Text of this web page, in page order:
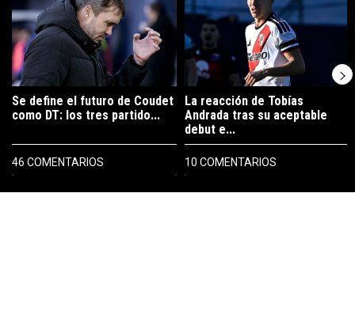
PUBLICIDAD
Se define el futuro de Coudet
como DT: los tres partido...
46 COMENTARIOS
La reacción de Tobías
Andrada tras su aceptable
debut e...
10 COMENTARIOS